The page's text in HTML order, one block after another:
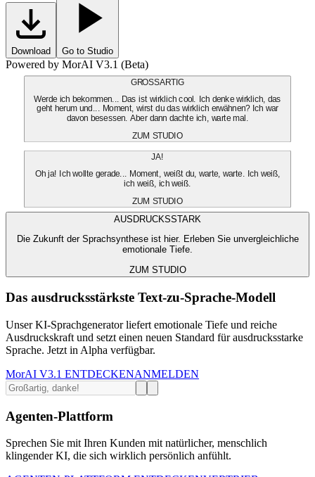
Download Go to Studio
Powered by MorAI V3.1 (Beta)
GROSSARTIG
Werde ich bekommen... Das ist wirklich cool. Ich denke wirklich, das
geht herum und... Moment, wirst du das wirklich erwähnen? Ich war
davon besessen. Aber dann dachte ich, warte mal.
ZUM STUDIO
JA!
Oh ja! Ich wollte gerade... Moment, weißt du, warte, warte. Ich weiß,
ich weiß, ich weiß.
ZUM STUDIO
AUSDRUCKSSTARK
Die Zukunft der Sprachsynthese ist hier. Erleben Sie unvergleichliche
emotionale Tiefe.
ZUM STUDIO
Das ausdrucksstärkste Text-zu-Sprache-Modell
Unser KI-Sprachgenerator liefert emotionale Tiefe und reiche
Ausdruckskraft und setzt einen neuen Standard für ausdrucksstarke
Sprache. Jetzt in Alpha verfügbar.
MorAI V3.1 ENTDECKENANMELDEN
Agenten-Plattform
Sprechen Sie mit Ihren Kunden mit natürlicher, menschlich
klingender KI, die sich wirklich persönlich anfühlt.